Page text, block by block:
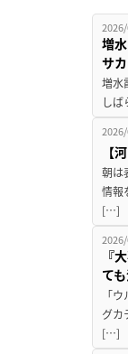
増
サカ
増水
し
【
朝は
情報
[…]
『
て
「
グカ
[…]